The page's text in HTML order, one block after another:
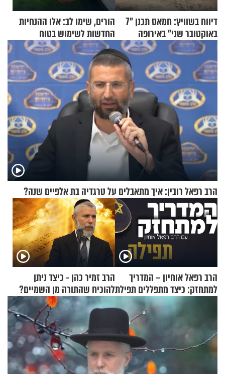
דיווח בשוויץ: חמאס תכנן "7
באוקטובר שני" באירופה
הורים, שימו לב: אלו ההנחיות
החדשות לשימוש בטוח
בסקווישי לאחר מקרי אשפוז
הרב רפאל רובין: איך מתאבלים על טרגדיה בת אלפיים שנה?
הרב רפאל אוחיון – המדריך
למתחזק: כיצד מתפללים תפילת
שמונה עשרה?
הרב זמיר כהן - כיצד ניתן
להוכיח שהתורה מן השמיים?